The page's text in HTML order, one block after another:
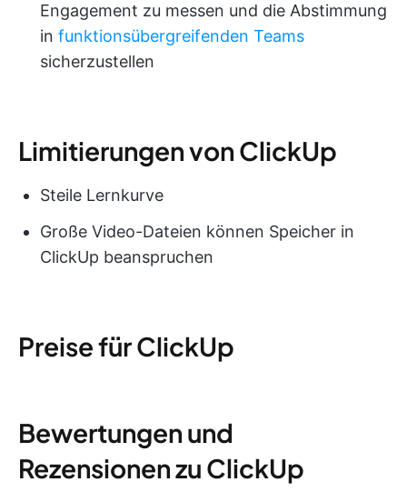
Engagement zu messen und die Abstimmung
in funktionsübergreifenden Teams
sicherzustellen
Limitierungen von ClickUp
Steile Lernkurve
Große Video-Dateien können Speicher in
ClickUp beanspruchen
Preise für ClickUp
Bewertungen und
Rezensionen zu ClickUp